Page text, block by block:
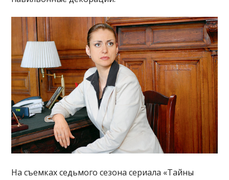
На съемках седьмого сезона сериала «Тайны